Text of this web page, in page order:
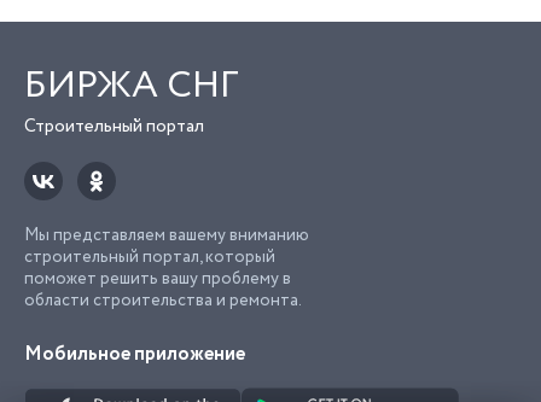
БИРЖА СНГ
Строительный портал
Мы представляем вашему вниманию
строительный портал, который
поможет решить вашу проблему в
области строительства и ремонта.
Мобильное приложение